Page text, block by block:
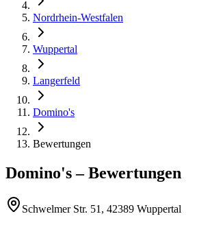
Nordrhein-Westfalen
Wuppertal
Langerfeld
Domino's
Bewertungen
Domino's – Bewertungen
Schwelmer Str. 51, 42389 Wuppertal